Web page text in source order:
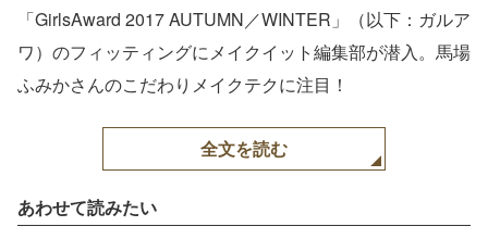
「GirlsAward 2017 AUTUMN／WINTER」（以下：ガルア
ワ）のフィッティングにメイクイット編集部が潜入。馬場
ふみかさんのこだわりメイクテクに注目！
全文を読む
あわせて読みたい